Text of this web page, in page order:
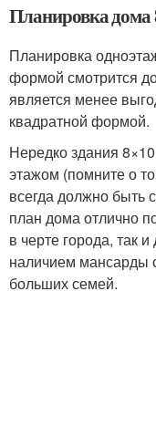
Планировка дома
Планировка
формой смотрится
является менее
квадратной формой.
Нередко здания
этажом (помните о
всегда должно быть
план дома отлично
в черте города, так
наличием мансарды
больших семей.